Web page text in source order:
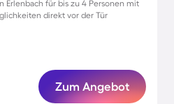
Erlenbach für bis zu 4 Personen mit
direkt vor der Tür
Zum Angebot